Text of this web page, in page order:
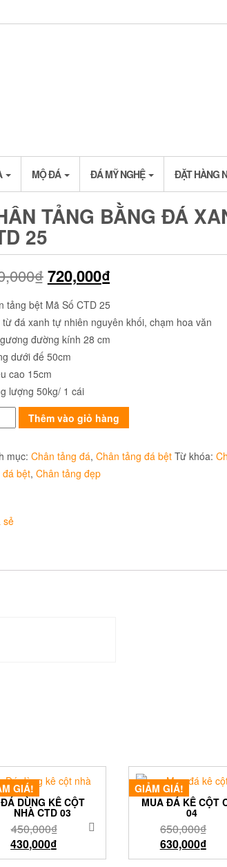
MỘ ĐÁ ĐÁ MỸ NGHỆ ĐẶT HÀNG
TẢNG BẰNG ĐÁ
25
₫720,000₫
tảng bệt Mã Số CTD 25
từ đá xanh tự nhiên nguyên khối, chạm hoa văn
đường kính 28 cm
dưới đế 50cm
cao 15cm
lượng 50kg/ 1 cái
Thêm vào giỏ hàng
mục: Chân tảng đá, Chân tảng đá bệt Từ khóa:
đá bệt, Chân tảng đẹp
sẻ
GIÁ!
ĐÁ DÙNG KÊ CỘT
NHÀ CTD 03
450,000₫
430,000₫
GIẢM GIÁ!
MUA ĐÁ KÊ CỘT
04
650,000₫
630,000₫